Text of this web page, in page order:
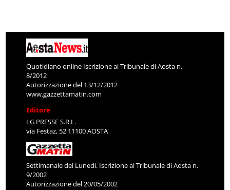
Quotidiano online Iscrizione al Tribunale di Aosta n.
8/2012
Autorizzazione del 13/12/2012
www.gazzettamatin.com
Editore
LG PRESSE S.R.L.
via Festaz, 52 11100 AOSTA
Settimanale del Lunedì. Iscrizione al Tribunale di Aosta n.
9/2002
Autorizzazione del 20/05/2002